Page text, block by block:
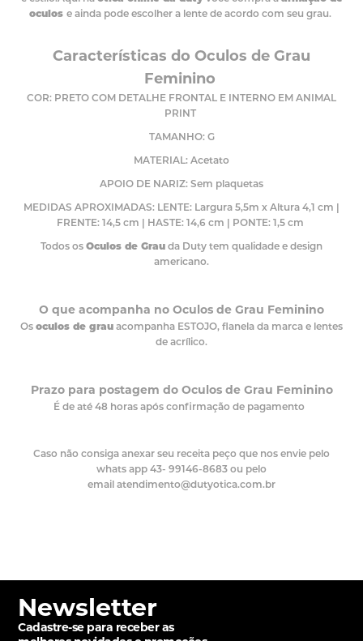
oculos e ainda pode escolher a lente de acordo com seu grau.
Características do Oculos de Grau
Feminino
COR: PRETO COM DETALHE FRONTAL E INTERNO EM ANIMAL
PRINT
TAMANHO: G
MATERIAL: Acetato
APOIO DE NARIZ: Sem plaquetas
MEDIDAS APROXIMADAS: LENTE: Largura 5,5m x Altura 4,1 cm |
FRENTE: 14,5 cm | HASTE: 14,6 cm | PONTE: 1,5 cm
Todos os Oculos de Grau da Duty tem qualidade e design
americano.
O que acompanha no Oculos de Grau Feminino
Os oculos de grau acompanha ESTOJO, flanela da marca e lentes
de acrílico.
Prazo para postagem do Oculos de Grau Feminino
É de até 48 horas após confirmação de pagamento
Caso não consiga anexar seu receita peço que nos envie pelo
whats app 43- 99146-8683 ou pelo
email atendimento@dutyotica.com.br
Newsletter
Cadastre-se para receber as